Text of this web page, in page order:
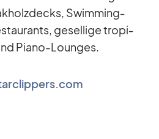
Swim­ming­
ge­sel­lige tro­pi­
Piano-Loun­ges.